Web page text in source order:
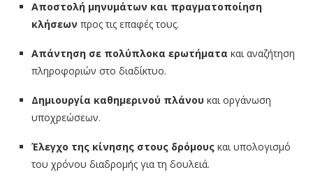
Αποστολή μηνυμάτων και πραγματοποίηση
κλήσεων προς τις επαφές τους.
Απάντηση σε πολύπλοκα ερωτήματα και αναζήτηση
πληροφοριών στο διαδίκτυο.
Δημιουργία καθημερινού πλάνου και οργάνωση
υποχρεώσεων.
Έλεγχο της κίνησης στους δρόμους και υπολογισμό
του χρόνου διαδρομής για τη δουλειά.